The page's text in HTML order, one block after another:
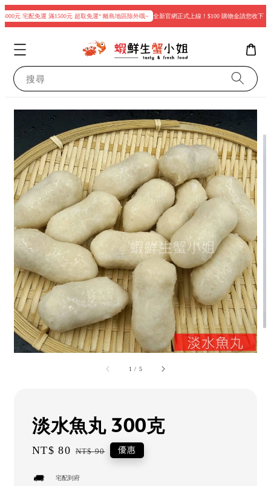
元 宅配免運 滿1500元 超取免運“ 離島地區除外哦~ 全新官網正式上線！$100 購物金請您收下
搜尋
1 / 5
淡水魚丸 300克
Sale
NT$ 80 Regular
NT$ 90 優惠
宅配到府